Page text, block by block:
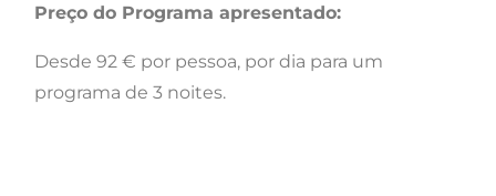
Preço do Programa apresentado:
Desde 92 € por pessoa, por dia para um
programa de 3 noites.